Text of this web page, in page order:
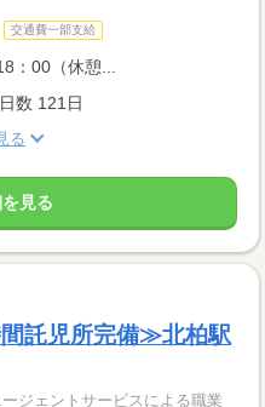
交通費一部支給
：00（休憩...
数 121日
る
見る
託児所完備≫北柏駅
ジェントサービスによる職業